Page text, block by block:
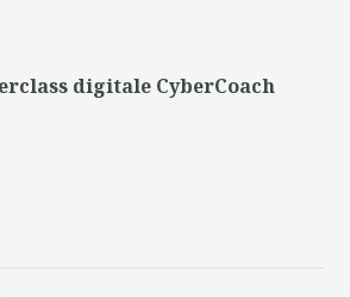
digitale CyberCoach